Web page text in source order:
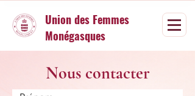
Union des Femmes
Monégasques
Nous contacter